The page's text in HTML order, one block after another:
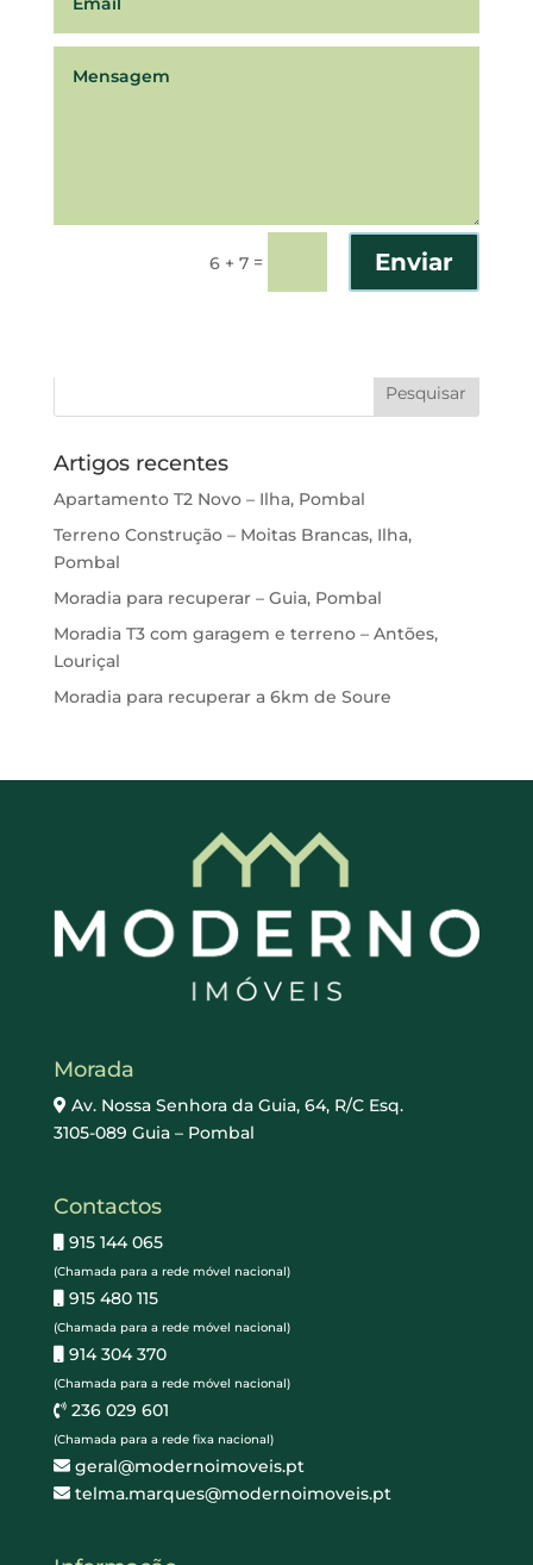
6 + 7 = Enviar
Artigos recentes
Apartamento T2 Novo – Ilha, Pombal
Terreno Construção – Moitas Brancas, Ilha,
Pombal
Moradia para recuperar – Guia, Pombal
Moradia T3 com garagem e terreno – Antões,
Louriçal
Moradia para recuperar a 6km de Soure
Morada
Av. Nossa Senhora da Guia, 64, R/C Esq.
3105-089 Guia – Pombal
Contactos
915 144 065
(Chamada para a rede móvel nacional)
915 480 115
(Chamada para a rede móvel nacional)
914 304 370
(Chamada para a rede móvel nacional)
236 029 601
(Chamada para a rede fixa nacional)
geral@modernoimoveis.pt
telma.marques@modernoimoveis.pt